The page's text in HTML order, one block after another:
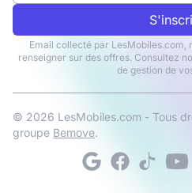
Email collecté par LesMobiles.com,
renseigner sur des offres. Consultez
de gestion de
© 2026 LesMobiles.com - Tous
groupe Bemove.